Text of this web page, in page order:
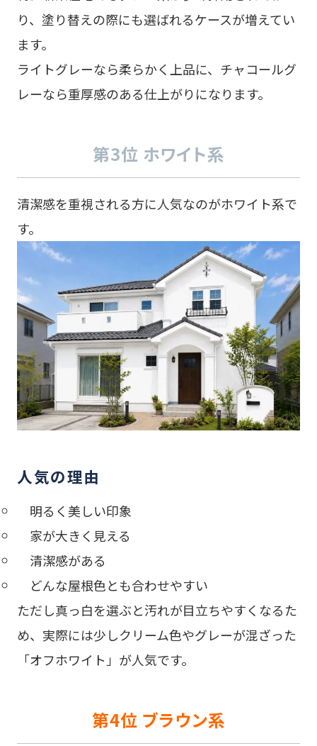
り、塗り替えの際にも選ばれるケースが増えてい
ます。
ライトグレーなら柔らかく上品に、チャコールグ
レーなら重厚感のある仕上がりになります。
第3位 ホワイト系
清潔感を重視される方に人気なのがホワイト系で
す。
人気の理由
明るく美しい印象
家が大きく見える
清潔感がある
どんな屋根色とも合わせやすい
ただし真っ白を選ぶと汚れが目立ちやすくなるた
め、実際には少しクリーム色やグレーが混ざった
「オフホワイト」が人気です。
第4位 ブラウン系